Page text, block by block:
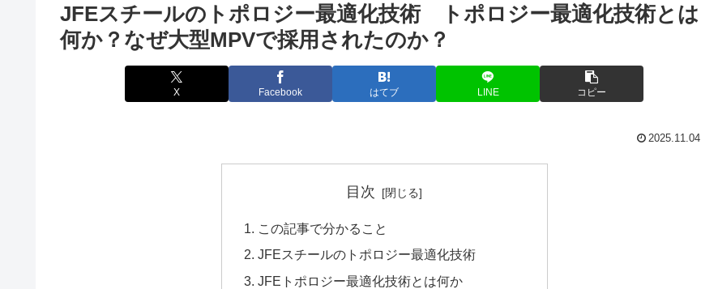
JFEスチールのトポロジー最適化技術 トポロジー最適化技術とは
何か？なぜ大型MPVで採用されたのか？
X Facebook はてブ LINE コピー
2025.11.04
目次
この記事で分かること
JFEスチールのトポロジー最適化技術
JFEトポロジー最適化技術とは何か